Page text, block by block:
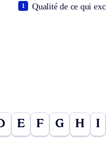
Qualité de ce qui
1
E F G H I